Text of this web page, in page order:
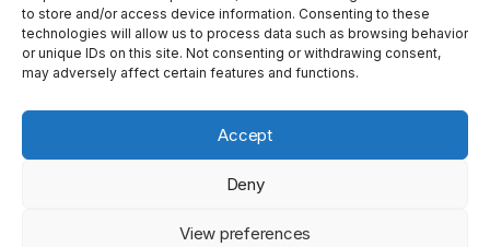
to store and/or access device information. Consenting to these
technologies will allow us to process data such as browsing behavior
or unique IDs on this site. Not consenting or withdrawing consent,
may adversely affect certain features and functions.
Accept
Deny
View preferences
Yonder Lies It. All rights reserved.